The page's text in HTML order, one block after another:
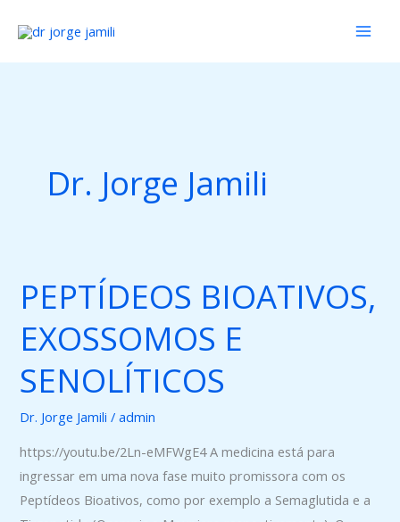
para
o
Dr. Jorge Jamili
PEPTÍDEOS BIOATIVOS,
EXOSSOMOS E
SENOLÍTICOS
Dr. Jorge Jamili /admin
https://youtu.be/2Ln-eMFWgE4 A medicina está para
ingressar em uma nova fase muito promissora com os
Peptídeos Bioativos, como por exemplo a Semaglutida e a
PEPTÍDEOS
BIOATIVOS,
EXOSSOMOS
SENOLÍTICOS